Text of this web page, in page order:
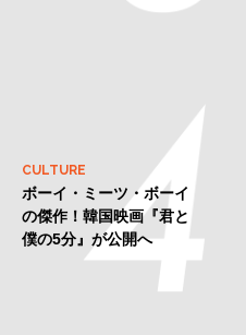
CULTURE
ボーイ・ミーツ・ボーイ
の傑作！韓国映画『君と
僕の5分』が公開へ